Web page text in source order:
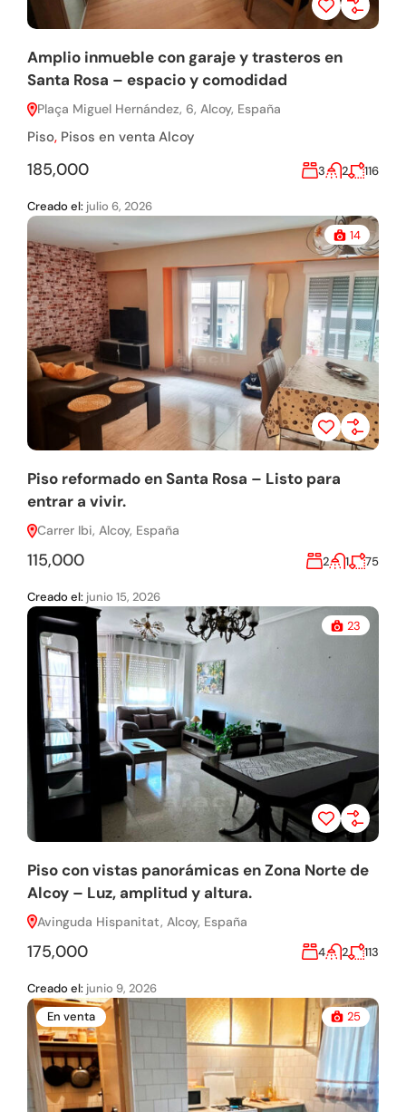
Amplio inmueble con garaje y trasteros en
Santa Rosa – espacio y comodidad
Plaça Miguel Hernández, 6, Alcoy, España
Piso, Pisos en venta Alcoy
185,000 3 2 116
Creado el: julio 6, 2026
14
Piso reformado en Santa Rosa – Listo para
entrar a vivir.
Carrer Ibi, Alcoy, España
115,000 2 1 75
Creado el: junio 15, 2026
23
Piso con vistas panorámicas en Zona Norte de
Alcoy – Luz, amplitud y altura.
Avinguda Hispanitat, Alcoy, España
175,000 4 2 113
Creado el: junio 9, 2026
En venta
25